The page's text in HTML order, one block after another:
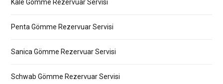
Kale Gömme Rezervuar Servisi
Penta Gömme Rezervuar Servisi
Sanica Gömme Rezervuar Servisi
Schwab Gömme Rezervuar Servisi